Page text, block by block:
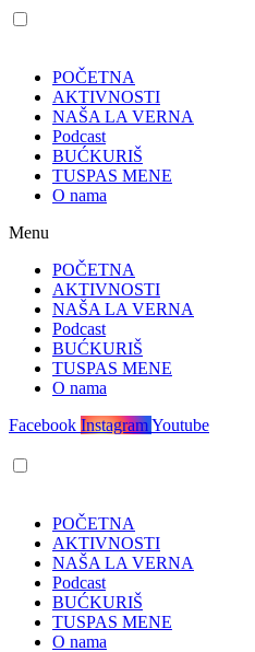
POČETNA
AKTIVNOSTI
NAŠA LA VERNA
Podcast
BUĆKURIŠ
TUSPAS MENE
O nama
Menu
POČETNA
AKTIVNOSTI
NAŠA LA VERNA
Podcast
BUĆKURIŠ
TUSPAS MENE
O nama
Facebook InstagramYoutube
POČETNA
AKTIVNOSTI
NAŠA LA VERNA
Podcast
BUĆKURIŠ
TUSPAS MENE
O nama